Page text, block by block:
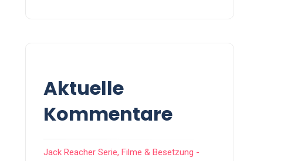
Aktuelle
Kommentare
Jack Reacher Serie, Filme & Besetzung -